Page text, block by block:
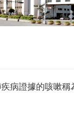
病證據的咳嗽